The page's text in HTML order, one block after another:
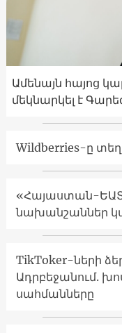
Ամենայն հայոց
մեկնարկել է
Wildberries-ը
«Հայաստան-
նախանշաններ
TikToker-ների
Ադրբեջանում.
սահմանները